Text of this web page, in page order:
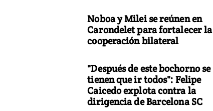
Noboa y Milei se reúnen en
Carondelet para fortalecer la
cooperación bilateral
"Después de este bochorno se
tienen que ir todos": Felipe
Caicedo explota contra la
dirigencia de Barcelona SC